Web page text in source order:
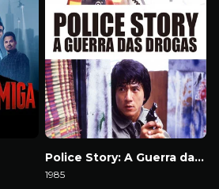
Police Story: A Guerra das Drogas
1985